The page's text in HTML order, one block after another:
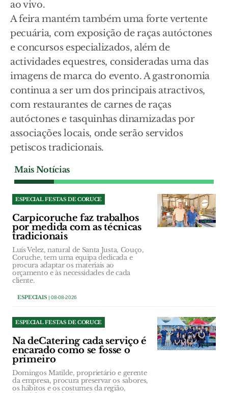
ao vivo.
A feira mantém também uma forte vertente
pecuária, com exposição de raças autóctones
e concursos especializados, além de
actividades equestres, consideradas uma das
imagens de marca do evento. A gastronomia
continua a ser um dos principais atractivos,
com restaurantes de carnes de raças
autóctones e tasquinhas dinamizadas por
associações locais, onde serão servidos
petiscos tradicionais.
Mais Notícias
ESPECIAL FESTAS DE CORUCE
Carpicoruche faz trabalhos
por medida com as técnicas
tradicionais
Luís Velez, natural de Santa Justa, Couço,
Coruche, tem uma equipa dedicada e
procura adaptar os materiais ao
orçamento e às necessidades de cada
cliente.
ESPECIAIS| 08-08-2026
ESPECIAL FESTAS DE CORUCE
Na deCatering cada serviço é
encarado como se fosse o
primeiro
Domingos Matilde, proprietário e gerente
da empresa, procura preservar os sabores,
os hábitos e os costumes da região,